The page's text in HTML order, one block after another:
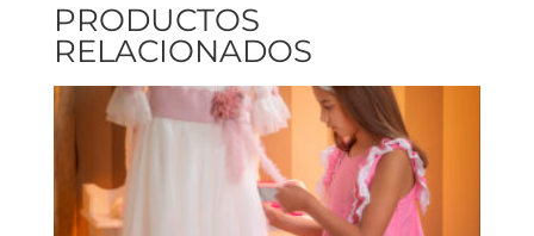
PRODUCTOS
RELACIONADOS